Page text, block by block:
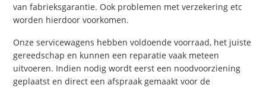
van fabrieksgarantie. Ook problemen met verzekering etc
worden hierdoor voorkomen.
Onze servicewagens hebben voldoende voorraad, het juiste
gereedschap en kunnen een reparatie vaak meteen
uitvoeren. Indien nodig wordt eerst een noodvoorziening
geplaatst en direct een afspraak gemaakt voor de